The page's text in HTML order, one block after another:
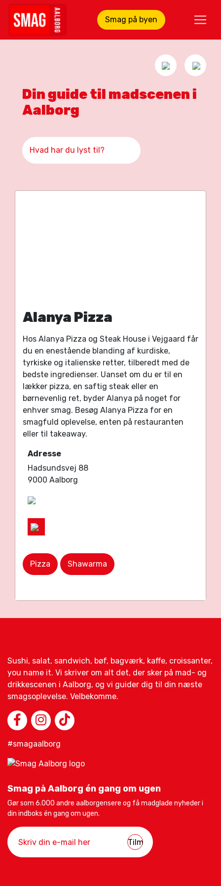
Smag på byen
Din guide til madscenen i
Aalborg
Alanya Pizza
Hos Alanya Pizza og Steak House i Vejgaard får
du en enestående blanding af kurdiske,
tyrkiske og italienske retter, tilberedt med de
bedste ingredienser. Uanset om du er til en
lækker pizza, en saftig steak eller en
børnevenlig ret, byder Alanya på noget for
enhver smag. Besøg Alanya Pizza for en
smagfuld oplevelse, enten på restauranten
eller til takeaway.
Adresse
Hadsundsvej 88
9000 Aalborg
Pizza Shawarma
Sushi, salat, sandwich, bøf, bagværk, kaffe, croissanter,
you name it. Vi skriver om alt det, der sker på mad- og
drikkescenen i Aalborg, og vi guider dig til din næste
smagsoplevelse. Velbekomme.
#smagaalborg
Smag på Aalborg én gang om ugen
Gør som 6.000 andre aalborgensere og få madglade nyheder i
din indboks én gang om ugen.